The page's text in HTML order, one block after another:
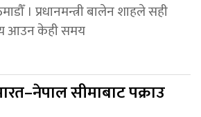
। प्रधानमन्त्री बालेन शाहले सही
आउन केही समय
सीमाबाट पक्राउ